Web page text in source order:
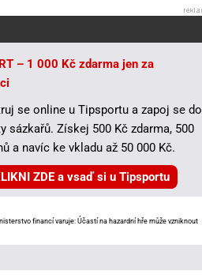
– 1 000 Kč zdarma jen za
se online u Tipsportu a zapoj se do
sázkařů. Získej 500 Kč zdarma, 500
a navíc ke vkladu až 50 000 Kč.
ZDE a vsaď si u Tipsportu
financí varuje: Účastí na hazardní hře může vzniknout